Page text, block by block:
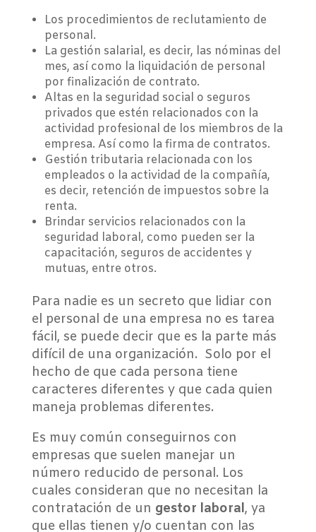
Los procedimientos de reclutamiento de
personal.
La gestión salarial, es decir, las nóminas del
mes, así como la liquidación de personal
por finalización de contrato.
Altas en la seguridad social o seguros
privados que estén relacionados con la
actividad profesional de los miembros de la
empresa. Así como la firma de contratos.
Gestión tributaria relacionada con los
empleados o la actividad de la compañía,
es decir, retención de impuestos sobre la
renta.
Brindar servicios relacionados con la
seguridad laboral, como pueden ser la
capacitación, seguros de accidentes y
mutuas, entre otros.
Para nadie es un secreto que lidiar con
el personal de una empresa no es tarea
fácil, se puede decir que es la parte más
difícil de una organización. Solo por el
hecho de que cada persona tiene
caracteres diferentes y que cada quien
maneja problemas diferentes.
Es muy común conseguirnos con
empresas que suelen manejar un
número reducido de personal. Los
cuales consideran que no necesitan la
contratación de un gestor laboral, ya
que ellas tienen y/o cuentan con las